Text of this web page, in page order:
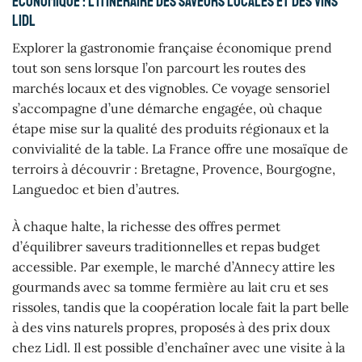
Lidl
Explorer la gastronomie française économique prend
tout son sens lorsque l’on parcourt les routes des
marchés locaux et des vignobles. Ce voyage sensoriel
s’accompagne d’une démarche engagée, où chaque
étape mise sur la qualité des produits régionaux et la
convivialité de la table. La France offre une mosaïque de
terroirs à découvrir : Bretagne, Provence, Bourgogne,
Languedoc et bien d’autres.
À chaque halte, la richesse des offres permet
d’équilibrer saveurs traditionnelles et repas budget
accessible. Par exemple, le marché d’Annecy attire les
gourmands avec sa tomme fermière au lait cru et ses
rissoles, tandis que la coopération locale fait la part belle
à des vins naturels propres, proposés à des prix doux
chez Lidl. Il est possible d’enchaîner avec une visite à la